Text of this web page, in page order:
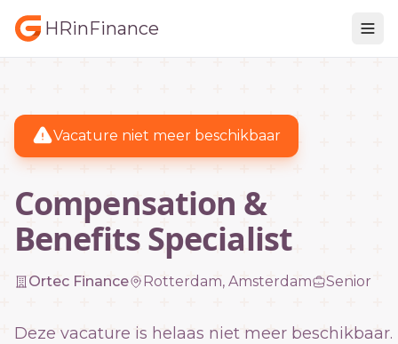
HRinFinance
Vacature niet meer beschikbaar
Compensation &
Benefits Specialist
Ortec Finance Rotterdam, Amsterdam Senior
Deze vacature is helaas niet meer beschikbaar.